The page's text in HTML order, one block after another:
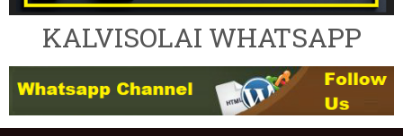
KALVISOLAI WHATSAPP